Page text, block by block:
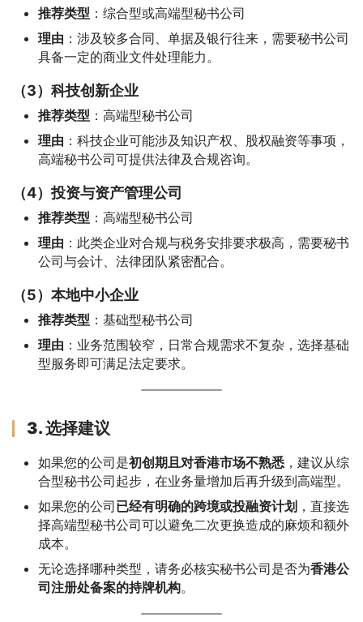
推荐类型 ：综合型或高端型秘书公司
理由 ：涉及较多合同、单据及银行往来，需要秘书公司
具备一定的商业文件处理能力。
（3）科技创新企业
推荐类型 ：高端型秘书公司
理由 ：科技企业可能涉及知识产权、股权融资等事项，
高端秘书公司可提供法律及合规咨询。
（4）投资与资产管理公司
推荐类型 ：高端型秘书公司
理由 ：此类企业对合规与税务安排要求极高，需要秘书
公司与会计、法律团队紧密配合。
（5）本地中小企业
推荐类型 ：基础型秘书公司
理由 ：业务范围较窄，日常合规需求不复杂，选择基础
型服务即可满足法定要求。
3. 选择建议
如果您的公司是初创期且对香港市场不熟悉 ，建议从综
合型秘书公司起步，在业务量增加后再升级到高端型。
如果您的公司已经有明确的跨境或投融资计划 ，直接选
择高端型秘书公司可以避免二次更换造成的麻烦和额外
成本。
无论选择哪种类型，请务必核实秘书公司是否为香港公
司注册处备案的持牌机构。